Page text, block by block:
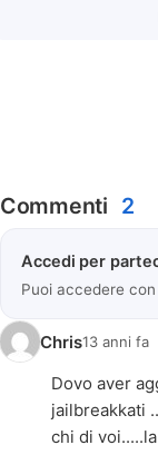
Commenti 2
Accedi per
Puoi accedere
Chris13 anni fa
Dovo aver
jailbreakkati
chi di